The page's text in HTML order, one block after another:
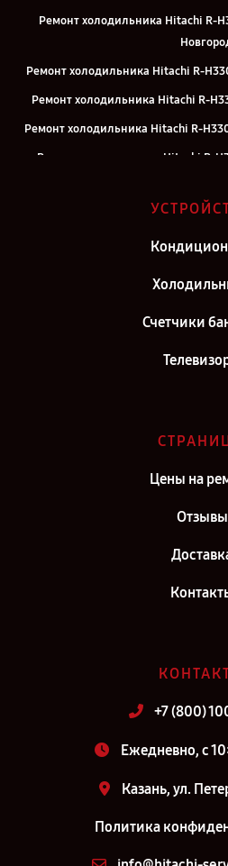
Ремонт холодильника Hitachi R-
Ремонт холодильника Hitachi R-
Ремонт холодильника Hitachi R-
Ремонт холодильника Hitachi R-
Ремонт холодильника Hitachi R-
Ремонт холодильника Hitachi R-
Ремонт холодильника Hitachi R-
Счетчики
Цены на
Отзывы
+7 (800)
Ежедневно, с
Казань, ул.
Политика